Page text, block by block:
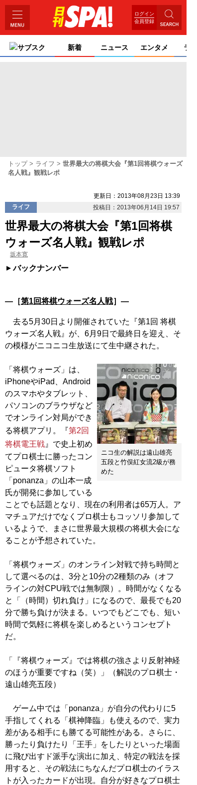
ログイン
会員登録
サブスク 新着 ニュース エンタメ ライ
トップ ライフ
世界最大の将棋大会『第1回将棋ウォーズ
名人戦』観戦レポ
更新日：2013年08月23日 13:39
ライフ
投稿日：2013年06月14日 19:57
世界最大の将棋大会『第1回将棋
ウォーズ名人戦』観戦レポ
坂本寛
バックナンバー
―［第1回将棋ウォーズ名人戦］―
去る5月30日より開催されていた『第1回 将棋
ウォーズ名人戦』が、6月9日で最終日を迎え、そ
の模様がニコニコ生放送にて生中継された。
ニコ生の解説は遠山雄亮
五段と竹俣紅女流2級が務
めた
「将棋ウォーズ」は、
iPhoneやiPad、Android
のスマホやタブレット、
パソコンのブラウザなど
でオンライン対局ができ
る将棋アプリ。『第2回
将棋電王戦 』で史上初め
てプロ棋士に勝ったコン
ピュータ将棋ソフト
「ponanza」の山本一成
氏が開発に参加している
ことでも話題となり、現在の利用者は65万人。ア
マチュアだけでなくプロ棋士もコッソリ参加して
いるようで、まさに世界最大規模の将棋大会にな
ることが予想されていた。
「将棋ウォーズ」のオンライン対戦で持ち時間と
して選べるのは、3分と10分の2種類のみ（オフ
ラインの対CPU戦では無制限）。時間がなくなる
と「（時間）切れ負け」になるので、最長でも20
分で勝ち負けが決まる。いつでもどこでも、短い
時間で気軽に将棋を楽しめるというコンセプト
だ。
「『将棋ウォーズ』では将棋の強さより反射神経
のほうが重要ですね（笑）」（解説のプロ棋士・
遠山雄亮五段）
ゲーム中では「ponanza」が自分の代わりに5
手指してくれる「棋神降臨」も使えるので、実力
差がある相手にも勝てる可能性がある。さらに、
勝ったり負けたり「王手」をしたりといった場面
に飛び出すド派手な演出に加え、特定の戦法を採
用すると、その戦法にちなんだプロ棋士のイラス
トが入ったカードが出現。自分が好きなプロ棋士